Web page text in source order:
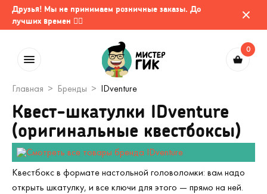
Друзья! Мы не принимаем розничные заказы. До
лучших времен 🤷‍♂️
0
Главная Бренды IDventure
Квест-шкатулки IDventure
(оригинальные квестбоксы)
Квестбокс в формате настольной головоломки: вам надо
открыть шкатулку, и все ключи для этого — прямо на ней.